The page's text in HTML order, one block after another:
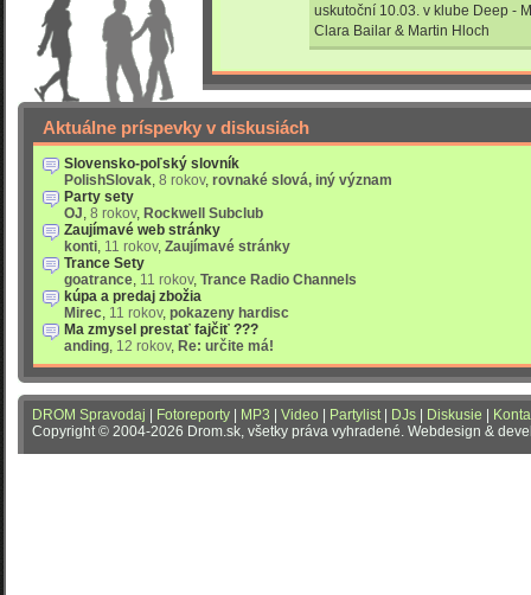
uskutoční 10.03. v klube Deep -
Clara Bailar & Martin Hloch
Aktuálne príspevky v diskusiách
Slovensko-poľský slovník
PolishSlovak, 8 rokov, rovnaké slová, iný význam
Party sety
OJ, 8 rokov, Rockwell Subclub
Zaujímavé web stránky
konti, 11 rokov, Zaujímavé stránky
Trance Sety
goatrance, 11 rokov, Trance Radio Channels
kúpa a predaj zbožia
Mirec, 11 rokov, pokazeny hardisc
Ma zmysel prestať fajčiť ???
anding, 12 rokov, Re: určite má!
DROM Spravodaj Fotoreporty MP3 Video Partylist| DJs Diskusie
Copyright © 2004-2026 Drom.sk, všetky práva vyhradené. Webdesign &